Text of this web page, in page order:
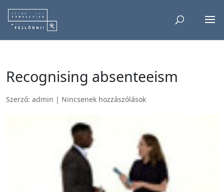
Recognising absenteeism
Szerző: admin | Nincsenek hozzászólások